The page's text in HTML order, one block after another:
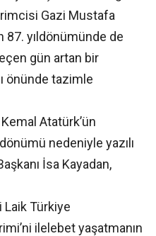
Gazi Mustafa
87. yıldönümünde de
gün artan bir
önünde tazimle
Atatürk’ün
nedeniyle yazılı
İsa Kayadan,
Laik Türkiye
ilelebet yaşatmanın